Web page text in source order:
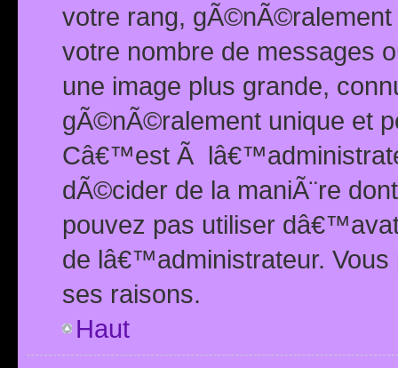
votre rang,
votre nombre de messages
une image plus grande,
gÃ©nÃ©ralement unique et
Câ€™est Ã
dÃ©cider de la maniÃ¨re
pouvez pas utiliser
de lâ€™administrateur.
ses raisons.
Haut